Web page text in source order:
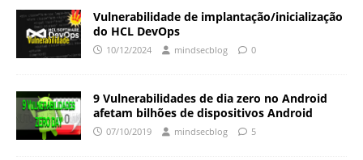
Vulnerabilidade de implantação/inicialização
do HCL DevOps
10/12/2024 mindsecblog 0
9 Vulnerabilidades de dia zero no Android
afetam bilhões de dispositivos Android
07/10/2019 mindsecblog 5